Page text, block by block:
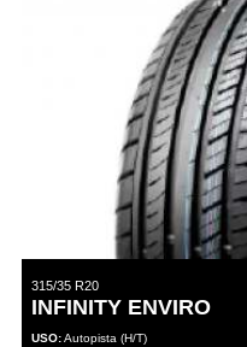
315/35 R20
INFINITY ENVIRO
USO:Autopista (H/T)